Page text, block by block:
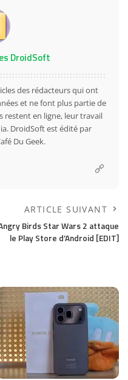
DroidSoft
des rédacteurs qui ont
et ne font plus partie de
restent en ligne, leur travail
DroidSoft est édité par
Du Geek.
ARTICLE SUIVANT
Birds Star Wars 2 attaque
le Play Store d’Android [EDIT]